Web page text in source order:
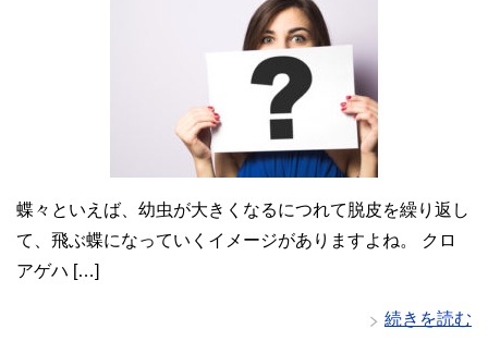
蝶々といえば、幼虫が大きくなるにつれて脱皮を繰り返し
て、飛ぶ蝶になっていくイメージがありますよね。 クロ
アゲハ […]
続きを読む